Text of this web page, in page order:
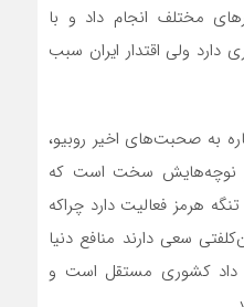
مختلف انجام داد و با
ولی اقتدار ایران سبب
به صحبت‌های اخیر روبیو،
و نوچه‌هایش سخت است که
تنگه هرمز فعالیت دارد چراکه
سعی دارند منافع دنیا
داد کشوری مستقل است و